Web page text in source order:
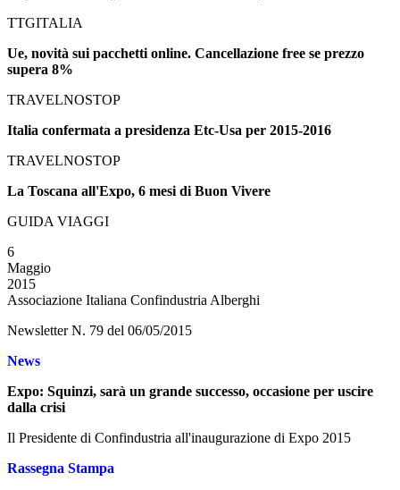
TTGITALIA
Ue, novità sui pacchetti online. Cancellazione free se prezzo
supera 8%
TRAVELNOSTOP
Italia confermata a presidenza Etc-Usa per 2015-2016
TRAVELNOSTOP
La Toscana all'Expo, 6 mesi di Buon Vivere
GUIDA VIAGGI
6
Maggio
2015
Associazione Italiana Confindustria Alberghi
Newsletter N. 79 del 06/05/2015
News
Expo: Squinzi, sarà un grande successo, occasione per uscire
dalla crisi
Il Presidente di Confindustria all'inaugurazione di Expo 2015
Rassegna Stampa